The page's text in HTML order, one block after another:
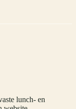
lunch- en